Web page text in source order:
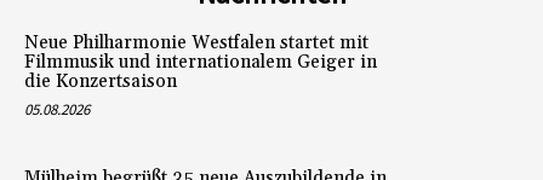
Neue Philharmonie Westfalen startet mit
Filmmusik und internationalem Geiger in
die Konzertsaison
05.08.2026